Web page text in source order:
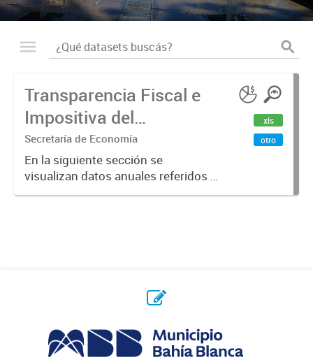
Transparencia Fiscal e
Impositiva del
Municipio. Año 2023
Secretaría de Economía
En la siguiente sección se
visualizan datos anuales referidos a
la transparencia fiscal e impositiva
xls
otro